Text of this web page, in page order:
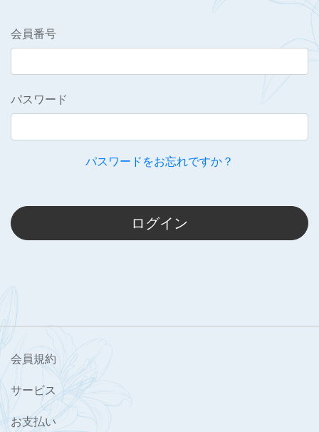
会員番号
パスワード
パスワードをお忘れですか？
ログイン
会員規約
サービス
お支払い